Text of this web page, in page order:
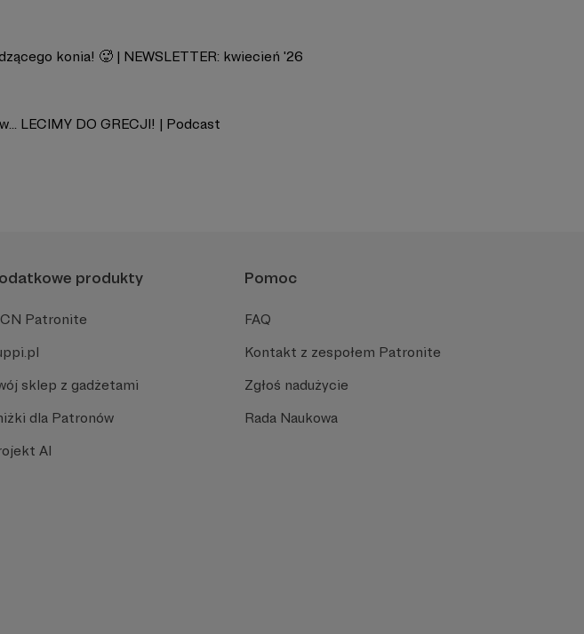
konia! 🥵 | NEWSLETTER: kwiecień '26
LECIMY DO GRECJI! | Podcast
produkty
Patronite
sklep z gadżetami
dla Patronów
AI
Pomoc
FAQ
Kontakt z zespołem Patronite
Zgłoś nadużycie
Rada Naukowa